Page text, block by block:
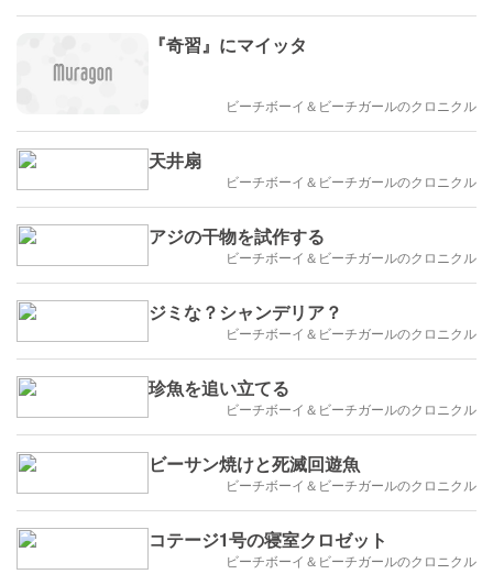
『奇習』にマイッタ
ビーチボーイ＆ビーチガールのクロニクル
天井扇
ビーチボーイ＆ビーチガールのクロニクル
アジの干物を試作する
ビーチボーイ＆ビーチガールのクロニクル
ジミな？シャンデリア？
ビーチボーイ＆ビーチガールのクロニクル
珍魚を追い立てる
ビーチボーイ＆ビーチガールのクロニクル
ビーサン焼けと死滅回遊魚
ビーチボーイ＆ビーチガールのクロニクル
コテージ1号の寝室クロゼット
ビーチボーイ＆ビーチガールのクロニクル